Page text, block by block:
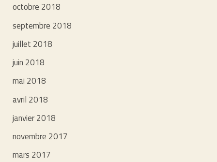
octobre 2018
septembre 2018
juillet 2018
juin 2018
mai 2018
avril 2018
janvier 2018
novembre 2017
mars 2017